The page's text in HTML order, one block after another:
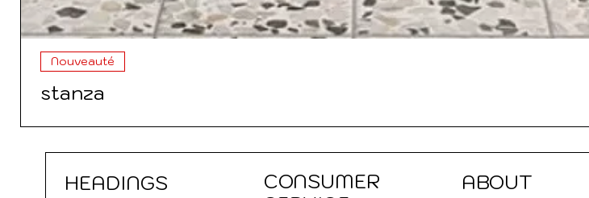
Nouveauté
stanza
HEADINGS
CONSUMER
ABOUT